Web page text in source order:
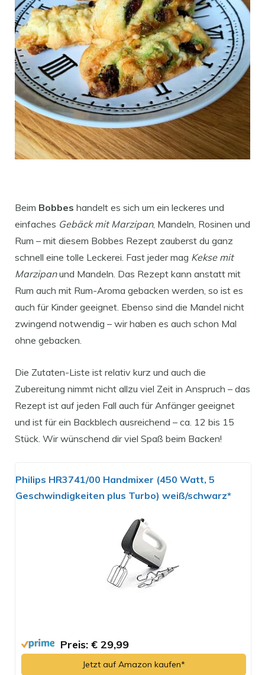
Beim Bobbes handelt es sich um ein leckeres und
einfaches Gebäck mit Marzipan, Mandeln, Rosinen und
Rum – mit diesem Bobbes Rezept zauberst du ganz
schnell eine tolle Leckerei. Fast jeder mag Kekse mit
Marzipanund Mandeln. Das Rezept kann anstatt mit
Rum auch mit Rum-Aroma gebacken werden, so ist es
auch für Kinder geeignet. Ebenso sind die Mandel nicht
zwingend notwendig – wir haben es auch schon Mal
ohne gebacken.
Die Zutaten-Liste ist relativ kurz und auch die
Zubereitung nimmt nicht allzu viel Zeit in Anspruch – das
Rezept ist auf jeden Fall auch für Anfänger geeignet
und ist für ein Backblech ausreichend – ca. 12 bis 15
Stück. Wir wünschend dir viel Spaß beim Backen!
Philips HR3741/00 Handmixer (450 Watt, 5
Geschwindigkeiten plus Turbo) weiß/schwarz*
Preis: € 29,99
Jetzt auf Amazon kaufen*